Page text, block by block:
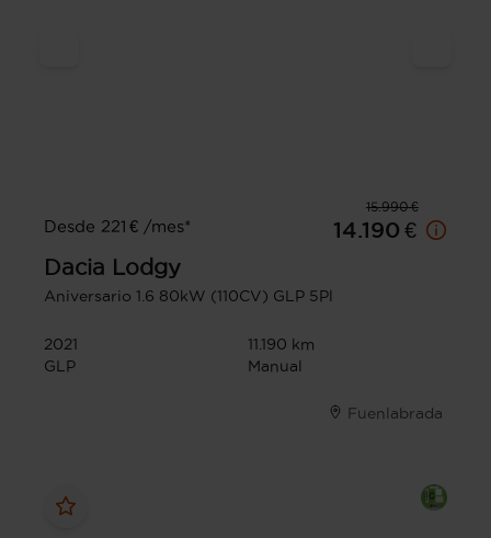
15.990 €
Desde 221 € /mes*
14.190 €
Dacia Lodgy
Aniversario 1.6 80kW (110CV) GLP 5Pl
2021
11.190 km
GLP
Manual
Fuenlabrada